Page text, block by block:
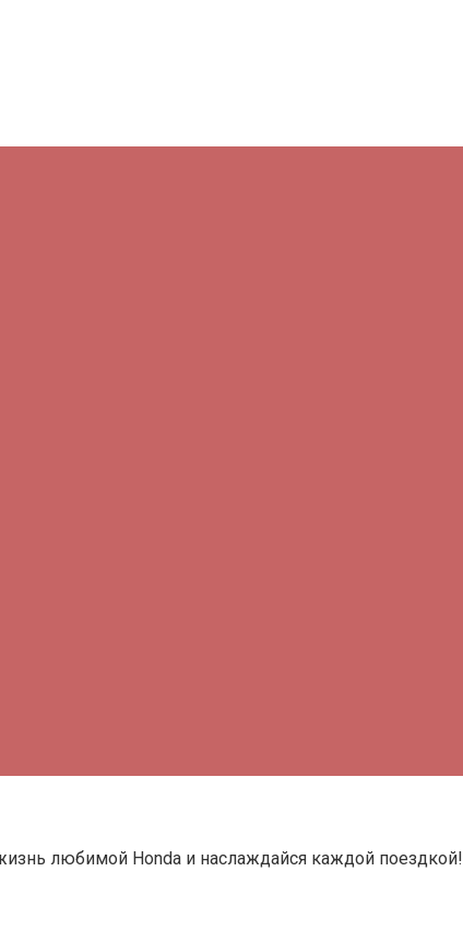
любимой Honda и наслаждайся каждой поездкой!